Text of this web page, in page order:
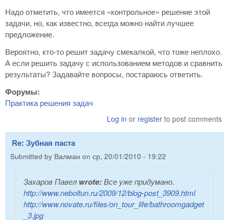
Надо отметить, что имеется «контрольное» решение этой
задачи, но, как известно, всегда можно найти лучшее
предложение.
Вероятно, кто-то решит задачу смекалкой, что тоже неплохо.
А если решить задачу с использованием методов и сравнить
результаты? Задавайте вопросы, постараюсь ответить.
Форумы:
Практика решения задач
Log in or register to post comments
Re: Зубная паста
Submitted by Валман on ср, 20/01/2010 - 19:22
Захаров Павел wrote:Все уже придумано.
http://www.neboltun.ru/2009/12/blog-post_3909.html
http://www.novate.ru/files/on_tour_life/bathroomgadget
_3.jpg